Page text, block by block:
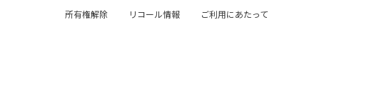
所有権解除 リコール情報 ご利用にあたって